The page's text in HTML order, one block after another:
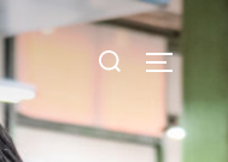
検
象: